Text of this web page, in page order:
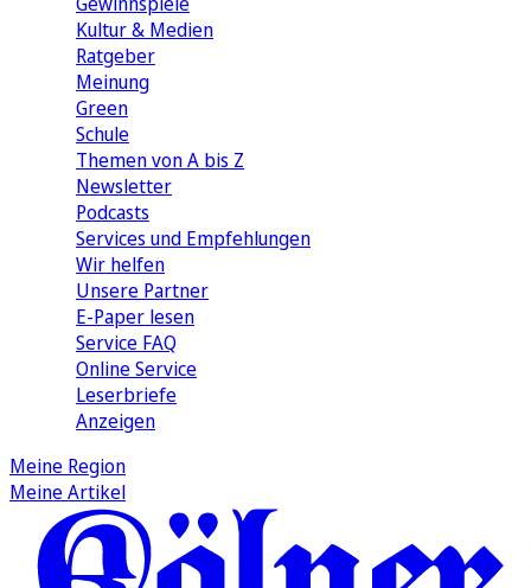
Kultur & Medien
Ratgeber
Meinung
Green
Schule
Themen von A bis Z
Newsletter
Podcasts
Services und Empfehlungen
Wir helfen
Unsere Partner
E-Paper lesen
Service FAQ
Online Service
Leserbriefe
Anzeigen
Meine Region
Meine Artikel